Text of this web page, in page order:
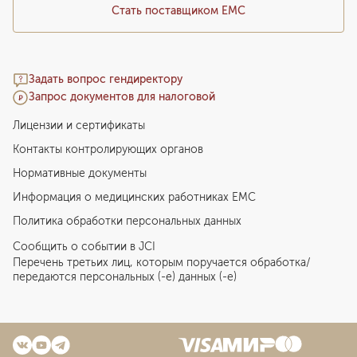
Стать поставщиком ЕМС
Задать вопрос гендиректору
Запрос документов для налоговой
Лицензии и сертификаты
Контакты контролирующих органов
Нормативные документы
Информация о медицинских работниках EMC
Политика обработки персональных данных
Сообщить о событии в JCI
Перечень третьих лиц, которым поручается обработка/
передаются персональных (-е) данных (-е)